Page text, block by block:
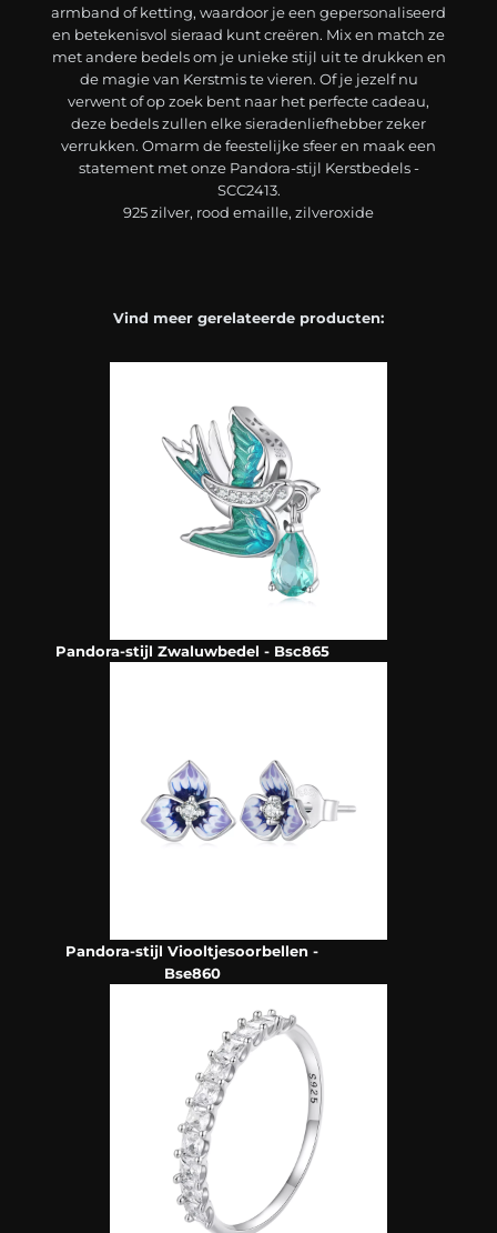
armband of ketting, waardoor je een gepersonaliseerd
en betekenisvol sieraad kunt creëren. Mix en match ze
met andere bedels om je unieke stijl uit te drukken en
de magie van Kerstmis te vieren. Of je jezelf nu
verwent of op zoek bent naar het perfecte cadeau,
deze bedels zullen elke sieradenliefhebber zeker
verrukken. Omarm de feestelijke sfeer en maak een
statement met onze Pandora-stijl Kerstbedels -
SCC2413.
925 zilver, rood emaille, zilveroxide
Vind meer gerelateerde producten:
Pandora-stijl Zwaluwbedel - Bsc865
Pandora-stijl Viooltjesoorbellen -
Bse860